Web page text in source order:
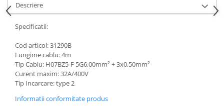
Accesorii
Turbine eoliene pentru casă
Tractiune / LiFePo4
Baterii si acumulatori gel si VRLA
6-12 V
Baterii si acumulatori AGM VRLA
de 6-12 V
Descriere
Specificatii:
Cod articol: 31290B
Lungime cablu: 4m
Tip Cablu: H07BZ5-F 5G6,00mm² + 3x0,50mm²
Curent maxim: 32A/400V
Tip Incarcare: type 2
Informatii conformitate produs